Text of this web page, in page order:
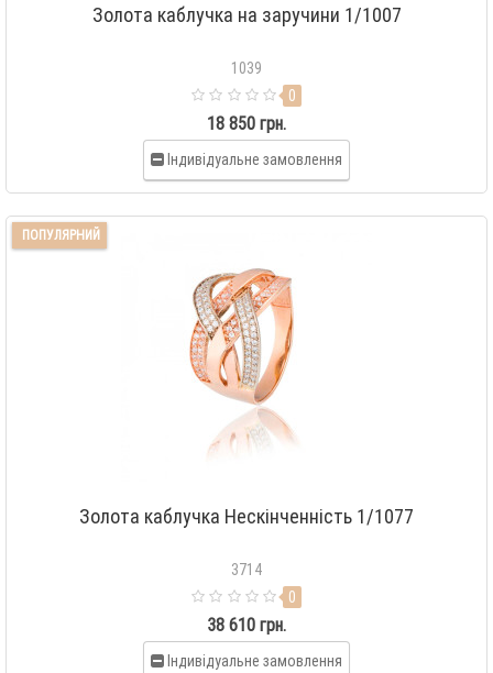
Золота каблучка на заручини 1/1007
1039
0
18 850 грн.
Індивідуальне замовлення
ПОПУЛЯРНИЙ
Золота каблучка Нескінченність 1/1077
3714
0
38 610 грн.
Індивідуальне замовлення